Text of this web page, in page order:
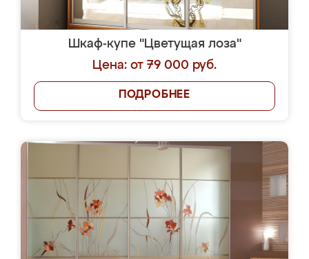
Шкаф-купе "Цветущая лоза"
Цена: от 79 000 руб.
ПОДРОБНЕЕ